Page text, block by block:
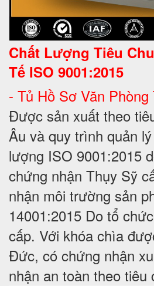
Chất Lượng Tiêu
Tế ISO 9001:2015
- Tủ Hồ Sơ Văn
Được sản xuất theo
Âu và quy trình quản
lượng ISO 9001:2015
chứng nhận Thụy Sỹ
nhận môi trường sản
14001:2015 Do tổ
cấp. Với khóa chìa
Đức, có chứng nhận
nhận an toàn theo tiêu